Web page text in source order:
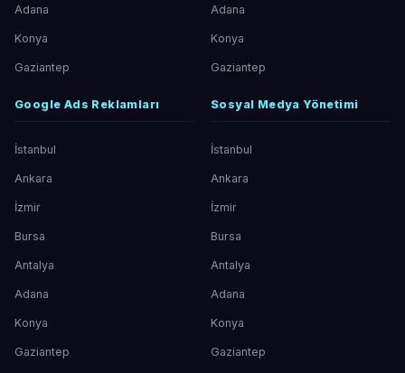
Adana
Konya
Gaziantep
Adana
Konya
Gaziantep
Google Ads Reklamları
İstanbul
Ankara
İzmir
Bursa
Antalya
Adana
Konya
Gaziantep
Sosyal Medya Yönetimi
İstanbul
Ankara
İzmir
Bursa
Antalya
Adana
Konya
Gaziantep